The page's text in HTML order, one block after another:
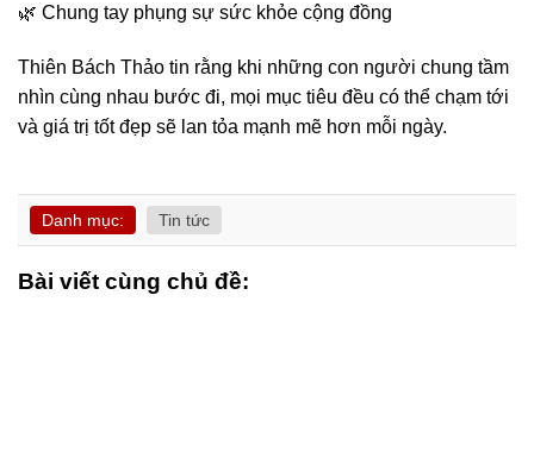
🌿 Chung tay phụng sự sức khỏe cộng đồng
Thiên Bách Thảo tin rằng khi những con người chung tầm
nhìn cùng nhau bước đi, mọi mục tiêu đều có thể chạm tới
và giá trị tốt đẹp sẽ lan tỏa mạnh mẽ hơn mỗi ngày.
Danh mục: Tin tức
Bài viết cùng chủ đề: